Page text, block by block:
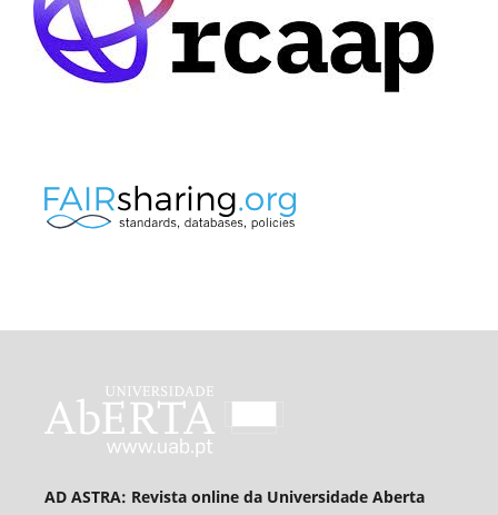
AD ASTRA: Revista online da Universidade Aberta